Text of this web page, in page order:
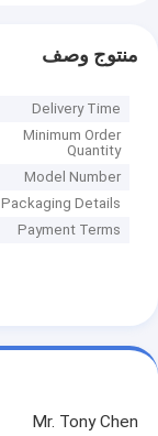
منتوج وصف
Delivery Time
Minimum Order
Quantity
Model Number
Packaging Details
Payment Terms
Mr. Tony Chen